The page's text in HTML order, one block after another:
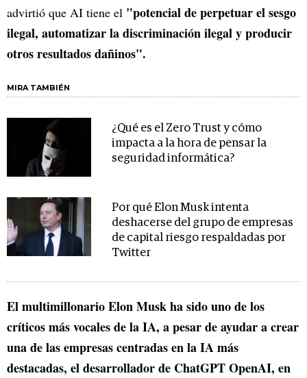
advirtió que AI tiene el "potencial de perpetuar el sesgo
ilegal, automatizar la discriminación ilegal y producir
otros resultados dañinos".
MIRA TAMBIÉN
¿Qué es el Zero Trust y cómo
impacta a la hora de pensar la
seguridad informática?
Por qué Elon Musk intenta
deshacerse del grupo de empresas
de capital riesgo respaldadas por
Twitter
El multimillonario Elon Musk ha sido uno de los
críticos más vocales de la IA, a pesar de ayudar a crear
una de las empresas centradas en la IA más
destacadas, el desarrollador de ChatGPT OpenAI, en